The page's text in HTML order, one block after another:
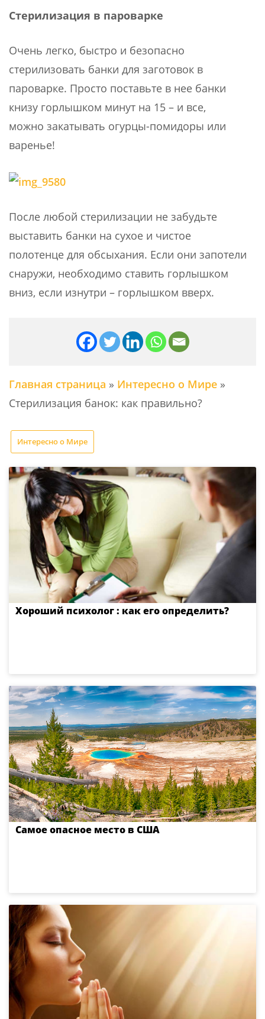
Стерилизация в пароварке
Очень легко, быстро и безопасно
стерилизовать банки для заготовок в
пароварке. Просто поставьте в нее банки
книзу горлышком минут на 15 – и все,
можно закатывать огурцы-помидоры или
варенье!
После любой стерилизации не забудьте
выставить банки на сухое и чистое
полотенце для обсыхания. Если они запотели
снаружи, необходимо ставить горлышком
вниз, если изнутри – горлышком вверх.
Главная страница » Интересно о Мире »
Стерилизация банок: как правильно?
Интересно о Мире
Хороший психолог : как его определить?
Самое опасное место в США